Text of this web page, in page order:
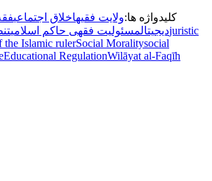
کلیدواژه ها:ولایت فقیهاخلاق اجتماعی
دیجیتالمسئولیت فقهی حاکم اسلامی
juristic
the Islamic rulerSocial Moralitysocial
Educational RegulationWilāyat al-Faqīh